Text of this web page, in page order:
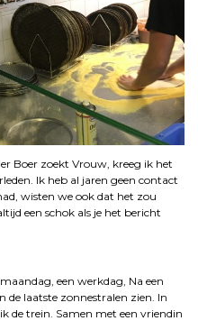
Boer zoekt Vrouw, kreeg ik het
Ik heb al jaren geen contact
wisten we ook dat het zou
een schok als je het bericht
een werkdag, Na een
de laatste zonnestralen zien. In
de trein. Samen met een vriendin